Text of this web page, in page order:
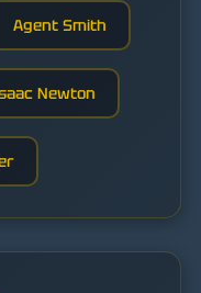
Agent Smith
Newton